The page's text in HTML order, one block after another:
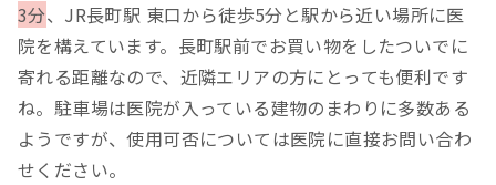
3分、JR長町駅 東口から徒歩5分と駅から近い場所に医
院を構えています。長町駅前でお買い物をしたついでに
寄れる距離なので、近隣エリアの方にとっても便利です
ね。駐車場は医院が入っている建物のまわりに多数ある
ようですが、使用可否については医院に直接お問い合わ
せください。